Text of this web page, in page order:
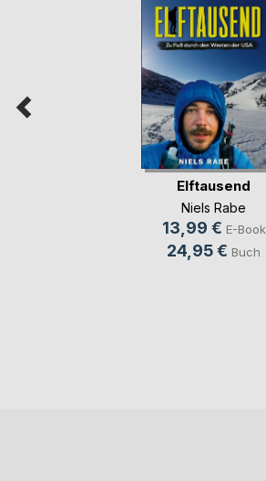
Elftausend
Niels Rabe
13,99 € E-Book
24,95 € Buch